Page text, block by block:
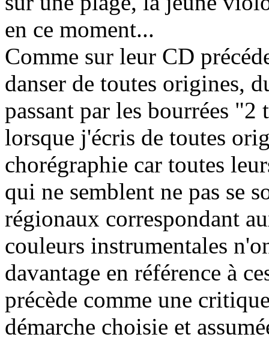
en ce moment...
Comme sur leur CD
danser de toutes origines,
passant par les bourrées
lorsque j'écris de toutes
chorégraphie car toutes
qui ne semblent ne pas se
régionaux correspondant
couleurs instrumentales
davantage en référence à
précède comme une
démarche choisie et